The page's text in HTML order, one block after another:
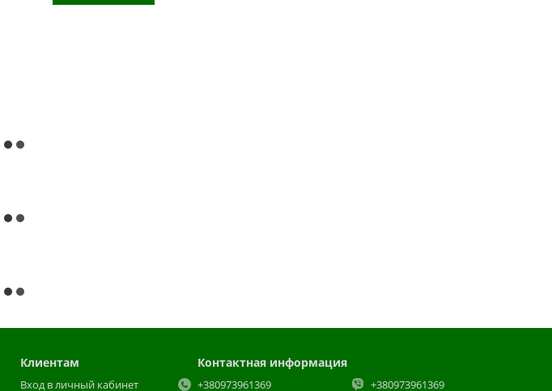
Клиентам
Вход в личный кабинет
Контактная информация
+380973961369 +380973961369